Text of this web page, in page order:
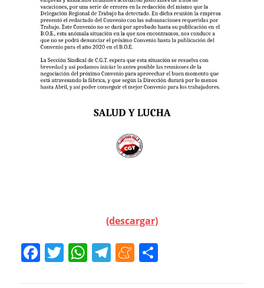
(descargar)
Facebook
Twitter
WhatsApp
Telegram
Meneame